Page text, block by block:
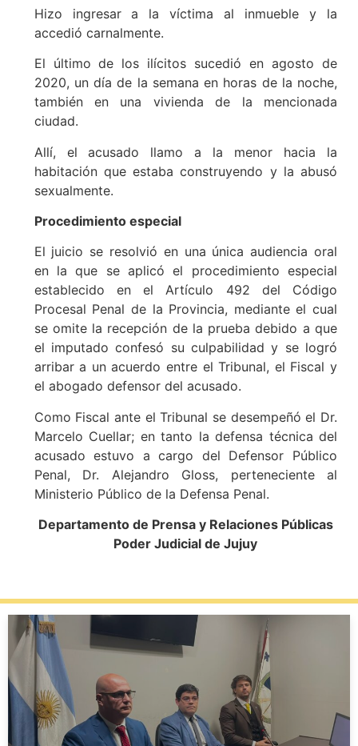
Hizo ingresar a la víctima al inmueble y la
accedió carnalmente.
El último de los ilícitos sucedió en agosto de
2020, un día de la semana en horas de la noche,
también en una vivienda de la mencionada
ciudad.
Allí, el acusado llamo a la menor hacia la
habitación que estaba construyendo y la abusó
sexualmente.
Procedimiento especial
El juicio se resolvió en una única audiencia oral
en la que se aplicó el procedimiento especial
establecido en el Artículo 492 del Código
Procesal Penal de la Provincia, mediante el cual
se omite la recepción de la prueba debido a que
el imputado confesó su culpabilidad y se logró
arribar a un acuerdo entre el Tribunal, el Fiscal y
el abogado defensor del acusado.
Como Fiscal ante el Tribunal se desempeñó el Dr.
Marcelo Cuellar; en tanto la defensa técnica del
acusado estuvo a cargo del Defensor Público
Penal, Dr. Alejandro Gloss, perteneciente al
Ministerio Público de la Defensa Penal.
Departamento de Prensa y Relaciones Públicas
Poder Judicial de Jujuy